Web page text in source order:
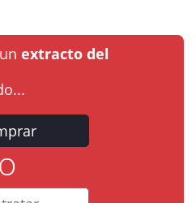
extracto del
o